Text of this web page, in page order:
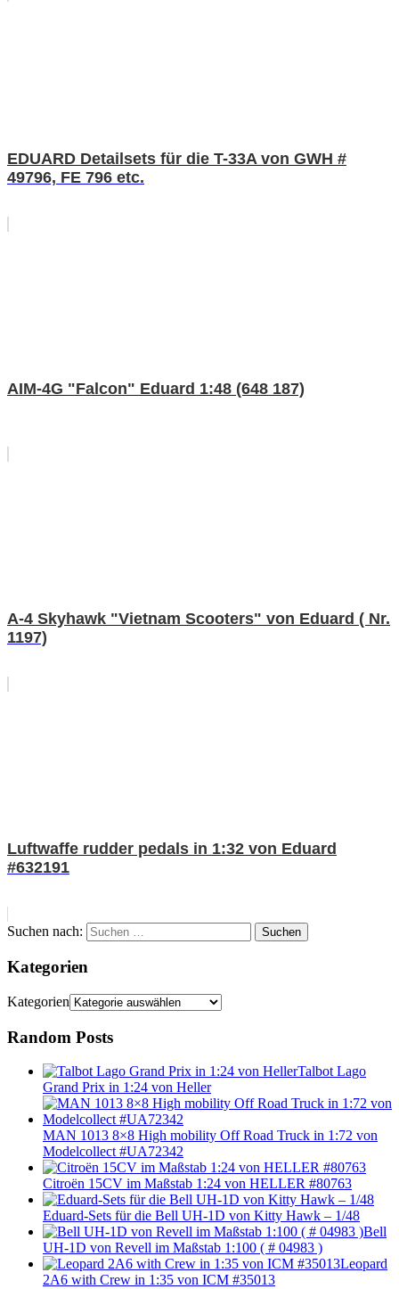
EDUARD Detailsets für die T-33A von GWH #
49796, FE 796 etc.
AIM-4G "Falcon" Eduard 1:48 (648 187)
A-4 Skyhawk "Vietnam Scooters" von Eduard ( Nr.
1197)
Luftwaffe rudder pedals in 1:32 von Eduard
#632191
Suchen nach: Suchen
Kategorien
Kategorien
Random Posts
Talbot Lago
Grand Prix in 1:24 von Heller
MAN 1013 8×8 High mobility Off Road Truck in 1:72 von
Modelcollect #UA72342
Citroën 15CV im Maßstab 1:24 von HELLER #80763
Eduard-Sets für die Bell UH-1D von Kitty Hawk – 1/48
Bell
UH-1D von Revell im Maßstab 1:100 ( # 04983 )
Leopard
2A6 with Crew in 1:35 von ICM #35013